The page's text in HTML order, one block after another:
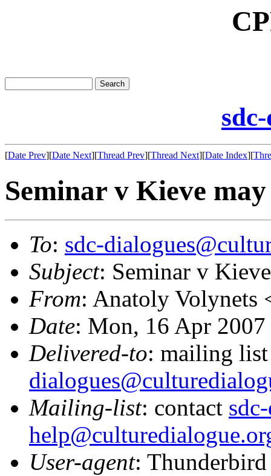
[Date Prev][Date Next][Thread Prev][Thread Next][Date Index][
Seminar v Kieve may
To: sdc-
Subject: Seminar v
From: Anatoly Volynets
Date: Mon, 16 Apr
Delivered-to: mailing
Mailing-list: contact
User-agent: